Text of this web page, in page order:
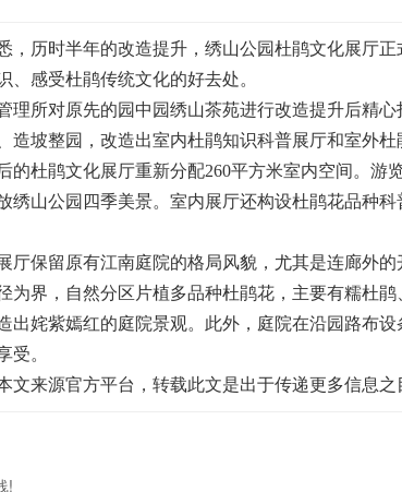
历时半年的改造提升，绣山公园杜鹃文化展厅正
感受杜鹃传统文化的好去处。
所对原先的园中园绣山茶苑进行改造提升后精心
造坡整园，改造出室内杜鹃知识科普展厅和室外杜
鹃文化展厅重新分配260平方米室内空间。游
绣山公园四季美景。室内展厅还构设杜鹃花品种
保留原有江南庭院的格局风貌，尤其是连廊外的
为界，自然分区片植多品种杜鹃花，主要有糯杜
出姹紫嫣红的庭院景观。此外，庭院在沿园路布
受。
文来源官方平台，转载此文是出于传递更多信息
!